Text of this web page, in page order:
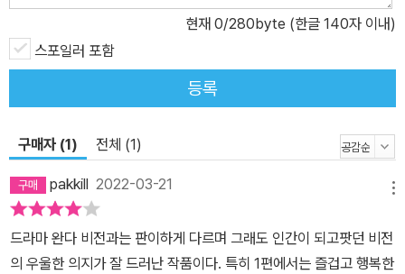
현재 0/280byte (한글 140자 이내)
스포일러 포함
등록
구매자 (1) 전체 (1)
pakkill 2022-03-21
드라마 완다 비전과는 판이하게 다르며 그래도 인간이 되고팟던 비전
의 우울한 의지가 잘 드러난 작품이다. 특히 1편에서는 즐겁고 행복한